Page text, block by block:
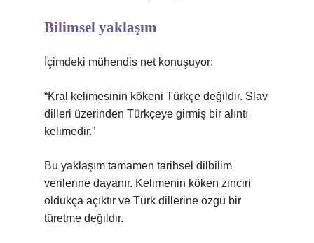
Bilimsel yaklaşım
İçimdeki mühendis net konuşuyor:
“Kral kelimesinin kökeni Türkçe değildir. Slav
dilleri üzerinden Türkçeye girmiş bir alıntı
kelimedir.”
Bu yaklaşım tamamen tarihsel dilbilim
verilerine dayanır. Kelimenin köken zinciri
oldukça açıktır ve Türk dillerine özgü bir
türetme değildir.